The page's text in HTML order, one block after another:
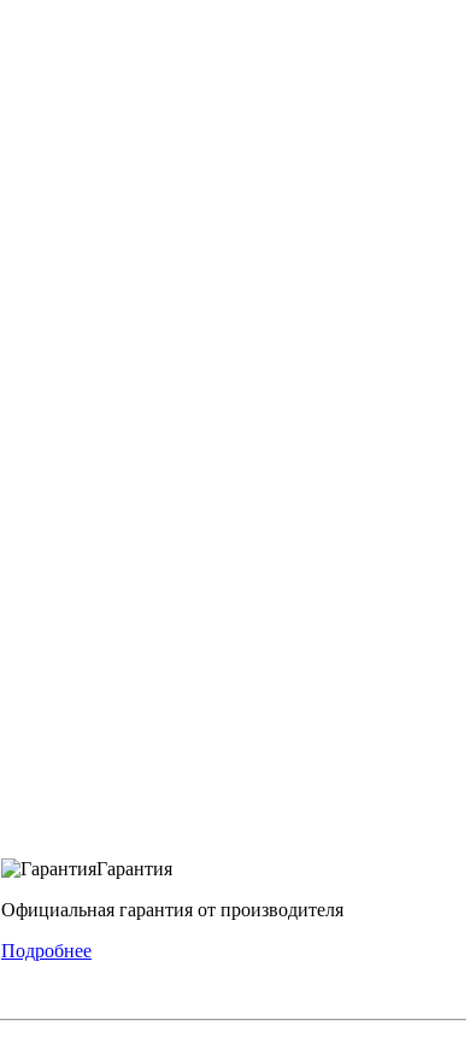
Гарантия
Официальная гарантия от производителя
Подробнее